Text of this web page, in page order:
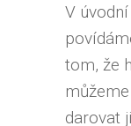
V
tom, že
darovat